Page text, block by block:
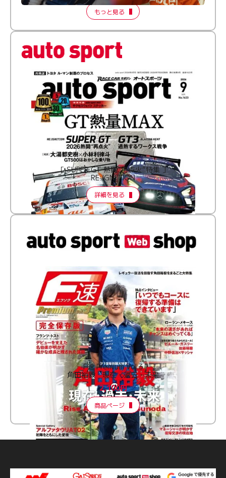
もっと見る
［ SUPER GT 熱闘“再点火”特集 ］
RE:IGNITION
詳細を見る
F速 Premium Vol.3
角田裕毅 現在・過去・未来
2,100円
商品ページ